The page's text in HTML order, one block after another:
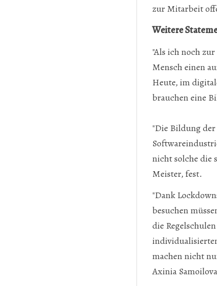
zur Mitarbeit
Weitere
"Als ich noch
Mensch einen
Heute, im
brauchen eine
"Die Bildung
nicht solche die
Meister, fest.
"Dank
besuchen
die
machen nicht
Axinia